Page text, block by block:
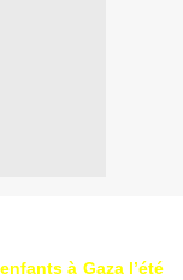
à Gaza l’été